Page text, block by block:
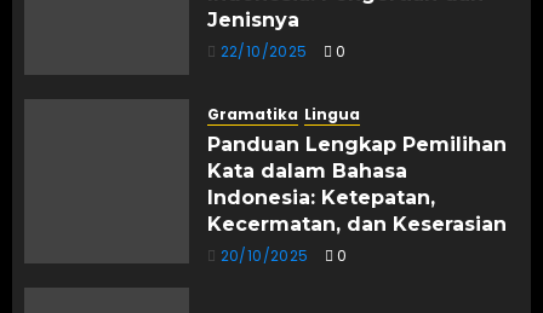
Jenisnya
22/10/2025 0
Gramatika Lingua
Panduan Lengkap Pemilihan
Kata dalam Bahasa
Indonesia: Ketepatan,
Kecermatan, dan Keserasian
20/10/2025 0